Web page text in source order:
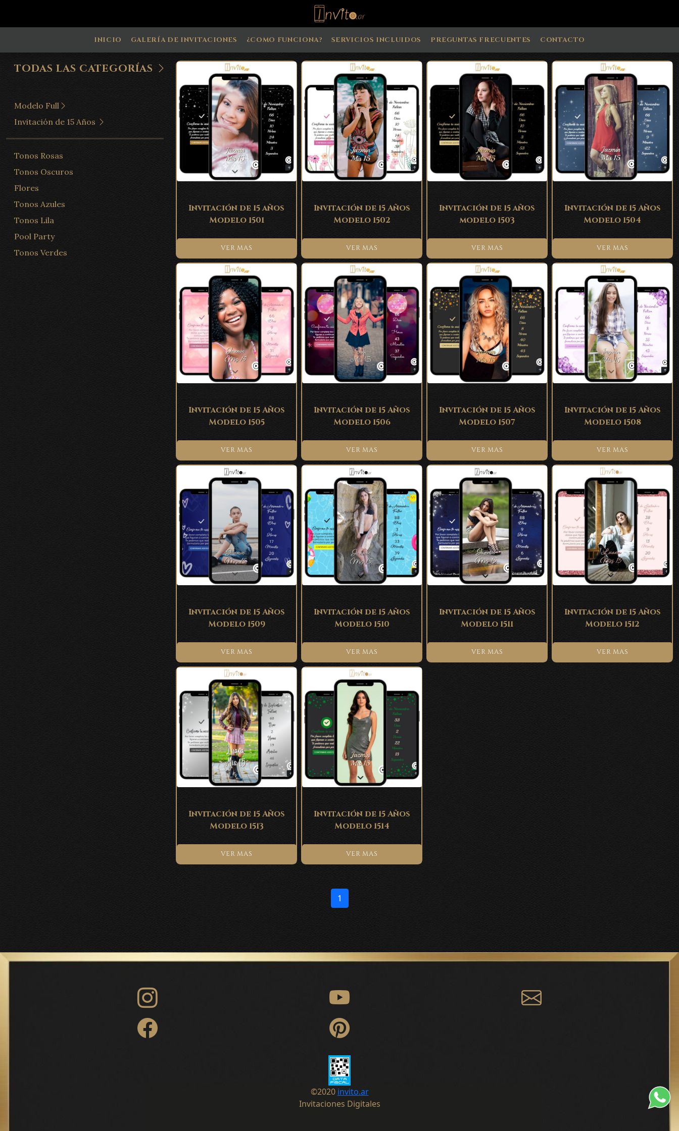
INICIO GALERÍA DE INVITACIONES ¿COMO FUNCIONA? SERVICIOS INCLUIDOS PREGUNTAS FRECUENTES CONTACTO
TODAS LAS CATEGORÍAS
Modelo Full
Invitación de 15 Años
Tonos Rosas
Tonos Oscuros
Flores
Tonos Azules
Tonos Lila
Pool Party
Tonos Verdes
Invitación de 15 años
Modelo 1501
VER MAS
Invitación de 15 Años
Modelo 1502
VER MAS
Invitación de 15 años
modelo 1503
VER MAS
Invitación de 15 Años
Modelo 1504
VER MAS
Invitación de 15 Años
Modelo 1505
VER MAS
Invitación de 15 Años
Modelo 1506
VER MAS
Invitación de 15 Años
Modelo 1507
VER MAS
Invitación de 15 Años
Modelo 1508
VER MAS
Invitación de 15 Años
Modelo 1509
VER MAS
Invitación de 15 Años
Modelo 1510
VER MAS
Invitación de 15 Años
Modelo 1511
VER MAS
Invitación de 15 Años
Modelo 1512
VER MAS
Invitación de 15 Años
Modelo 1513
VER MAS
Invitación de 15 Años
Modelo 1514
VER MAS
1
©2020 invito.ar
Invitaciones Digitales